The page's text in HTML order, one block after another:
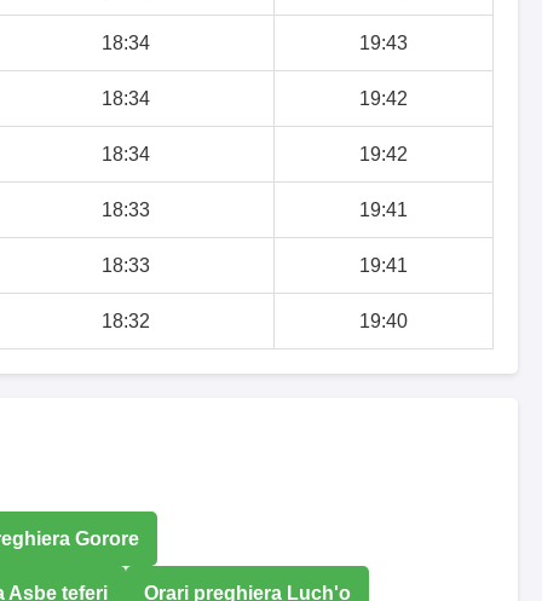
18:34 19:43
18:34 19:42
18:34 19:42
18:33 19:41
18:33 19:41
18:32 19:40
Gorore
Asbe teferi Orari preghiera Luch'o